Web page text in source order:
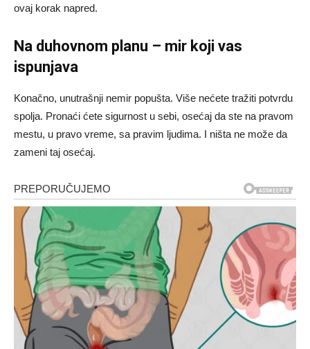
ovaj korak napred.
Na duhovnom planu – mir koji vas
ispunjava
Konačno, unutrašnji nemir popušta. Više nećete tražiti potvrdu
spolja. Pronaći ćete sigurnost u sebi, osećaj da ste na pravom
mestu, u pravo vreme, sa pravim ljudima. I ništa ne može da
zameni taj osećaj.